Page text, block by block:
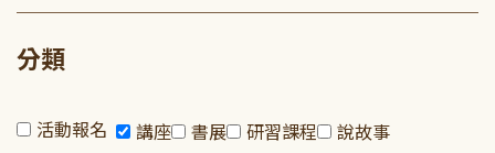
分類
活動報名 講座 書展 研習課程
說故事